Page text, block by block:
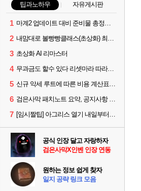
팁과노하우 자유게시판
1 마계2 업데이트 대비 준비물 총정리｜에다나 보스 장비 세팅 가이드
2 내맘대로 볼빵빵클래스(초상화) 최신버전입니다
3 초상화 AI 리마스터
4 무과금도 할수 있다 리셋마라 따라하기
5 신규 악세 루트에 따른 비용 계산표 #에크레타#아페론#카라자드#데보레카
6 검은사막 패치노트 요약, 공지사항 검색, AI 사서 사이트 공유 (칼페온 도서관)
7 [임시짤팁] 아그리스 열기 내일부터 꺼봅시다.
공식 인장 달고 자랑하자
검은사막X인벤 인장 연동
원하는 정보 쉽게 찾자
일지 공략 링크 모음